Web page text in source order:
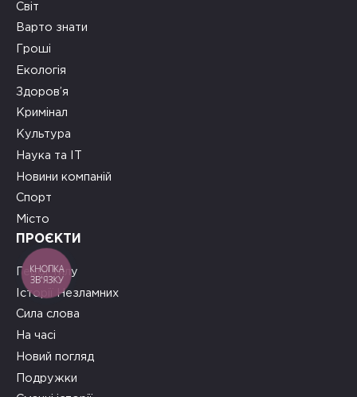
Світ
Варто знати
Гроші
Екологія
Здоров’я
Кримінал
Культура
Наука та ІТ
Новини компаній
Спорт
Місто
ПРОЄКТИ
Герої тилу
Історії Незламних
Сила слова
На часі
Новий погляд
Подружки
КНОПКА
ЗВ'ЯЗКУ